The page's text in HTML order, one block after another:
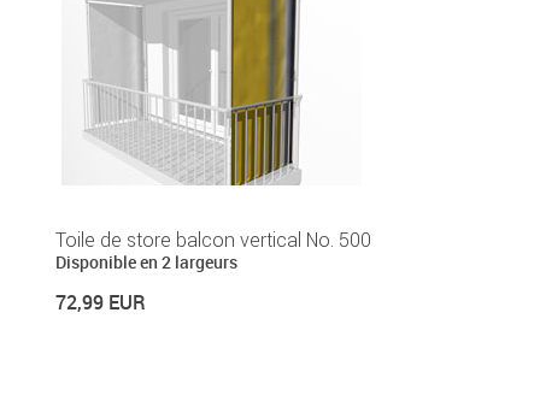
Toile de store balcon vertical No. 500
Disponible en 2 largeurs
72,99 EUR